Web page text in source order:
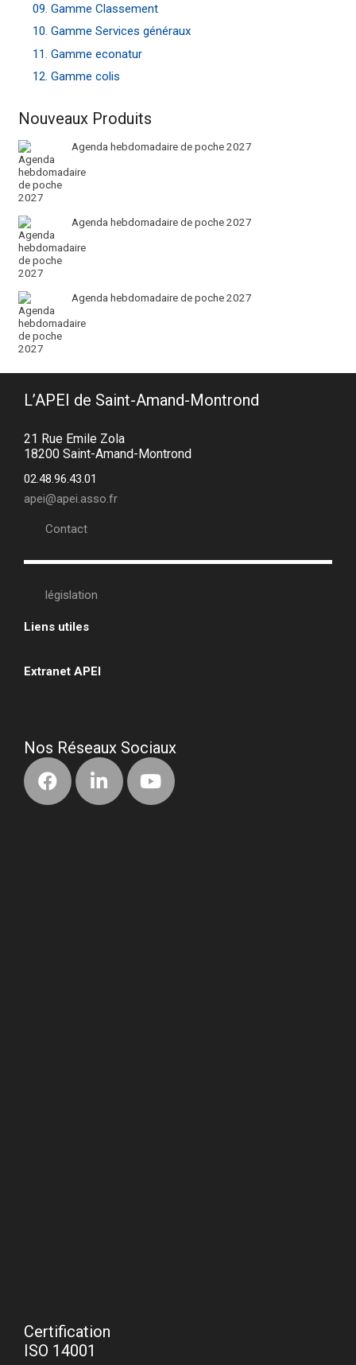
09. Gamme Classement
10. Gamme Services généraux
11. Gamme econatur
12. Gamme colis
Nouveaux Produits
Agenda hebdomadaire de poche 2027
Agenda hebdomadaire de poche 2027
Agenda hebdomadaire de poche 2027
L’APEI de Saint-Amand-Montrond
21 Rue Emile Zola
18200 Saint-Amand-Montrond
02.48.96.43.01
apei@apei.asso.fr
Contact
législation
Liens utiles
Extranet APEI
Nos Réseaux Sociaux
Certification
ISO 14001